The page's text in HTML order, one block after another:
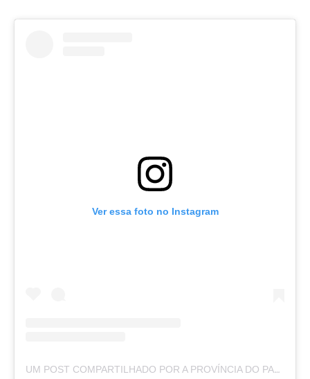
Ver essa foto no Instagram
UM POST COMPARTILHADO POR A PROVÍNCIA DO PARÁ (@APROVINCIADOPARA)